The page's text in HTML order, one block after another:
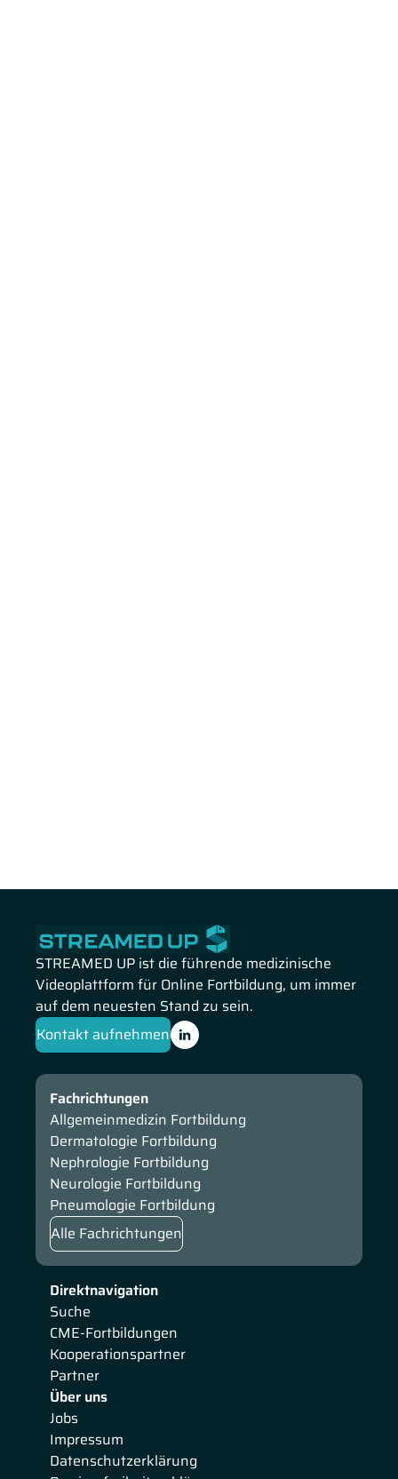
STREAMED UP ist die führende medizinische
Videoplattform für Online Fortbildung, um immer
auf dem neuesten Stand zu sein.
Kontakt aufnehmen
Direktnavigation
Suche
CME-Fortbildungen
Kooperationspartner
Partner
Über uns
Jobs
Impressum
Datenschutzerklärung
Fachrichtungen
Allgemeinmedizin Fortbildung
Dermatologie Fortbildung
Nephrologie Fortbildung
Neurologie Fortbildung
Pneumologie Fortbildung
Alle Fachrichtungen